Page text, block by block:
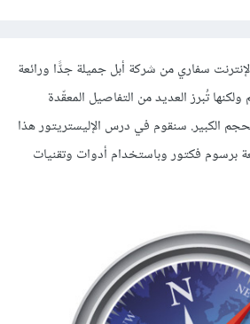
سفاري من شركة أبل جميلة جدًّا ورائعة
تُبرز العديد من التفاصيل المعقّدة
الكبير. سنقوم في درس الإليستريتور هذا
برسوم فكتور وباستخدام أدوات وتقنيات